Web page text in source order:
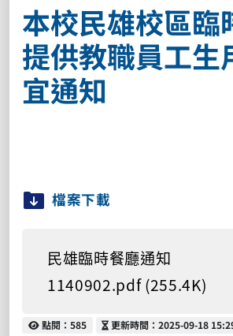
本校民雄校區臨
提供教職員工生
宜通知
檔案下載
民雄臨時餐廳通知
1140902.pdf (255.4K)
點閱
點閱：585 更新時間
更新時間：2025-09-18